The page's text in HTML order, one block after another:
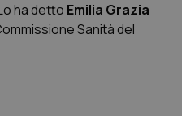
ha detto Emilia Grazia
Sanità del